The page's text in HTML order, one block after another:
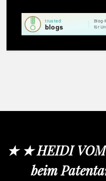
★ ★ HEIDI
beim